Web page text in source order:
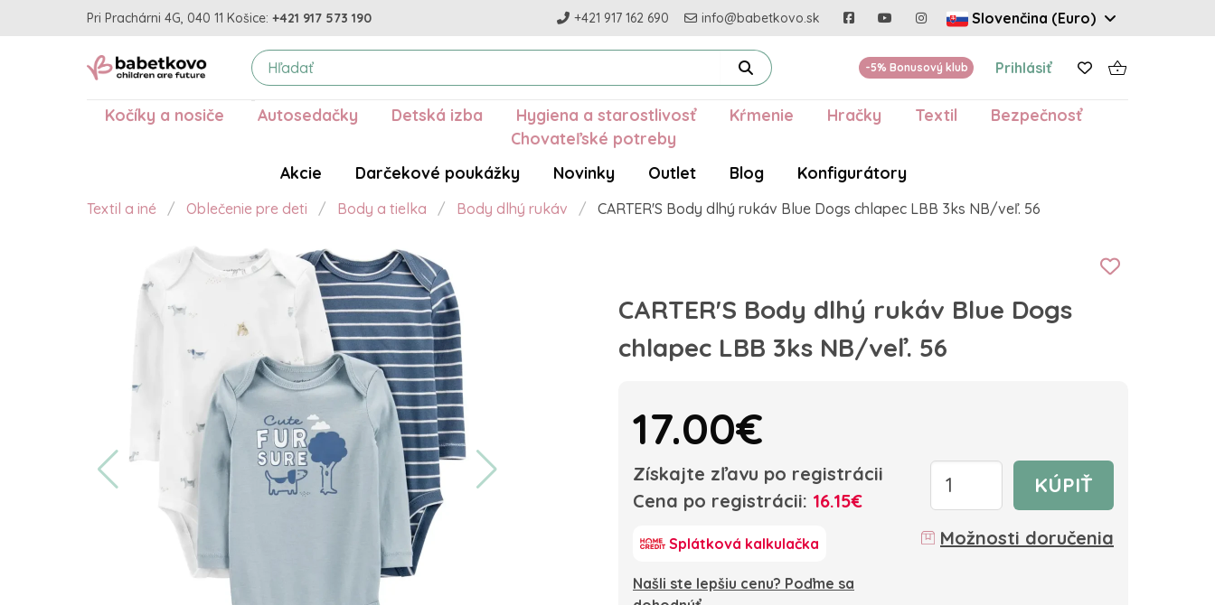
Pri Prachárni 4G, 040 11 Košice: +421 917 573 190 +421 917 162 690 info@babetkovo.sk Slovenčina (Euro)
-5% Bonusový klub Prihlásiť
Kočíky a nosiče Autosedačky Detská izba Hygiena a starostlivosť Kŕmenie Hračky Textil
Bezpečnosť
Chovateľské potreby
Akcie
Darčekové poukážky Novinky Outlet Blog Konfigurátory
Textil a iné Oblečenie pre deti Body a tielka Body dlhý rukáv CARTER'S Body dlhý rukáv Blue Dogs chlapec LBB 3ks NB/veľ. 56
CARTER'S Body dlhý rukáv Blue Dogs
chlapec LBB 3ks NB/veľ. 56
17.00€
Získajte zľavu po registrácii
Cena po registrácii: 16.15€
Splátková kalkulačka
Našli ste lepšiu cenu? Poďme sa
KÚPIŤ
Možnosti doručenia